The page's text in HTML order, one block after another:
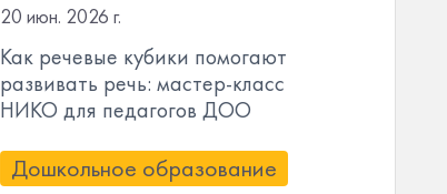
20 июн. 2026 г.
Как речевые кубики помогают
развивать речь: мастер-класс
НИКО для педагогов ДОО
Дошкольное образование